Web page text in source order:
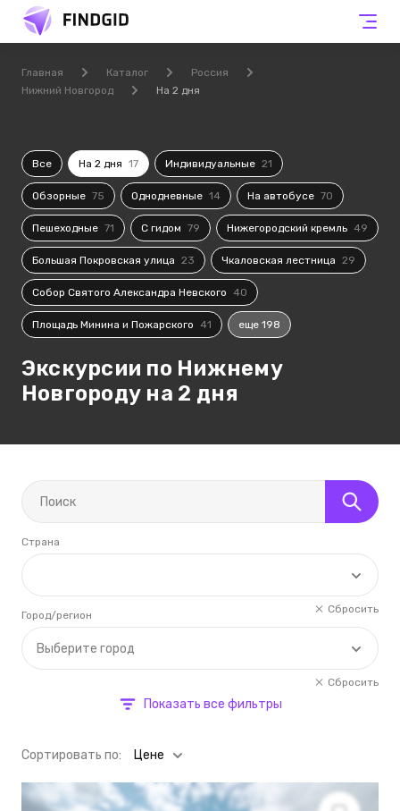
Главная Каталог
Россия
Нижний Новгород
На 2 дня
Все На 2 дня 17 Индивидуальные 21
Обзорные 75 Однодневные 14 На автобусе 70
Пешеходные 71 С гидом 79 Нижегородский кремль 49
Большая Покровская улица 23 Чкаловская лестница 29
Собор Святого Александра Невского 40
Площадь Минина и Пожарского 41 еще 198
Экскурсии по Нижнему
Новгороду на 2 дня
Страна
Сбросить
Выберите город
Город/регион
Сбросить
Показать все фильтры
Cортировать по: Цене